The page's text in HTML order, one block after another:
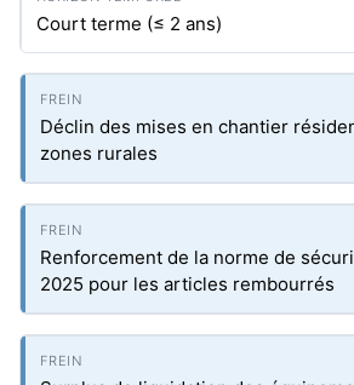
Court terme (≤ 2 ans)
Déclin des mises en chantier
zones rurales
Renforcement de la norme de
2025 pour les articles rembourrés